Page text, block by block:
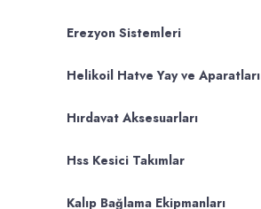
Erezyon Sistemleri
Helikoil Hatve Yay ve Aparatları
Hırdavat Aksesuarları
Hss Kesici Takımlar
Kalıp Bağlama Ekipmanları